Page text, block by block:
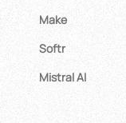
Make
Softr
Mistral AI